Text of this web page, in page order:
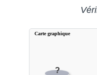
?
Carte graphique